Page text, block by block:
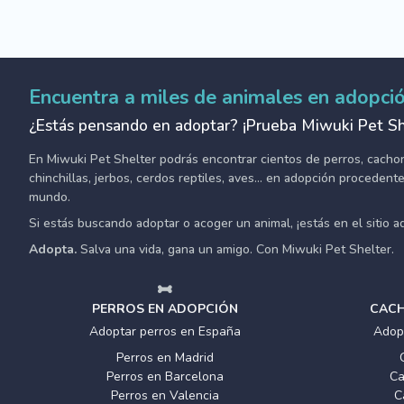
Encuentra a miles de animales en
¿Estás pensando en adoptar? ¡Prueba Miwuki Pet
En Miwuki Pet Shelter podrás encontrar cientos de perros,
chinchillas, jerbos, cerdos reptiles, aves... en adopción
mundo.
Si estás buscando adoptar o acoger un animal, ¡estás en el sitio
Adopta. Salva una vida, gana un amigo. Con Miwuki Pet Shelter.
PERROS EN ADOPCIÓN
Adoptar perros en España
Perros en Madrid
Perros en Barcelona
Perros en Valencia